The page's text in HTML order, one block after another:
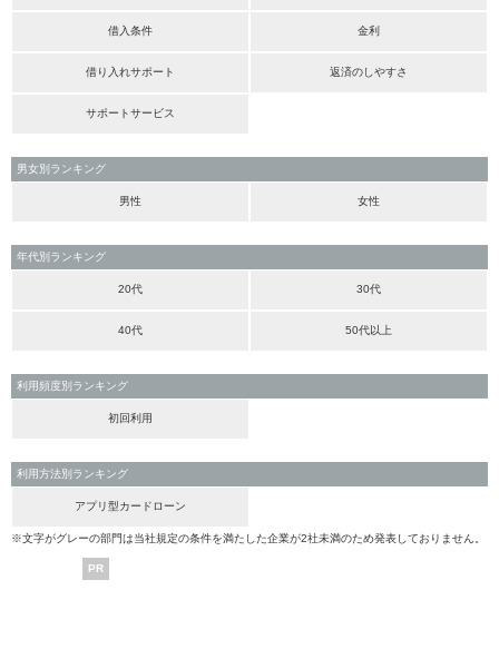
借入条件 金利
借り入れサポート 返済のしやすさ
サポートサービス
男女別ランキング
男性 女性
年代別ランキング
20代 30代
40代 50代以上
利用頻度別ランキング
初回利用
利用方法別ランキング
アプリ型カードローン
※文字がグレーの部門は当社規定の条件を満たした企業が2社未満のため発表しておりません。
PR